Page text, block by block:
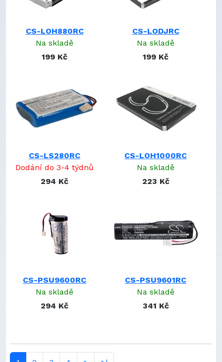
NC0910
NC1110
NT210AAHCB10YMXZ
NTA2340
PC046067H
PL823458
PMB-2150
R-IG7
RLI001.9
RLP-008-2.1
SN03043TF
TM503443 2S1P
TPMC-3X-BTP
TPMC-4XG-BTP
TSR-302-BTP
CS-LOH880RC
Na skladě
199 Kč
CS-LODJRC
Na skladě
199 Kč
CS-LS280RC
Dodání do 3-4 týdnů
294 Kč
CS-LOH1000RC
Na skladě
223 Kč
CS-PSU9600RC
Na skladě
294 Kč
CS-PSU9601RC
Na skladě
341 Kč